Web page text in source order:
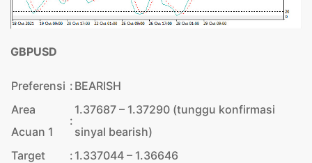
GBPUSD
Preferensi : BEARISH
Area
Acuan 1
:
1.37687 – 1.37290 (tunggu konfirmasi
sinyal bearish)
Target
: 1.337044 – 1.36646